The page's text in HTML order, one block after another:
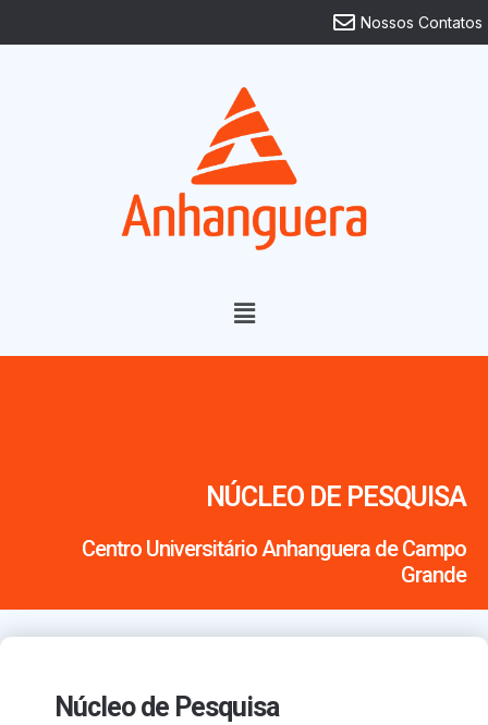
Nossos Contatos
NÚCLEO DE PESQUISA
Centro Universitário Anhanguera de Campo
Grande
Núcleo de Pesquisa